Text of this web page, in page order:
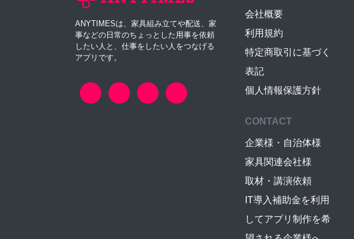
ANYTIMESは、家具組み立てや配送、家
事などの日常のちょっとした用事を依頼
したい人と、仕事をしたい人をつなげる
アプリです。
会社概要
利用規約
特定商取引に基づく
表記
個人情報保護方針
CONTACT
企業様・自治体様
家具関連会社様
取材・講演依頼
IT導入補助金を利用
してアプリ制作を希